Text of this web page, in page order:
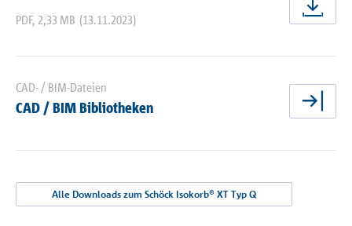
PDF, 2,33 MB (13.11.2023)
CAD- / BIM-Dateien
CAD / BIM Bibliotheken
Alle Downloads zum Schöck Isokorb® XT Typ Q